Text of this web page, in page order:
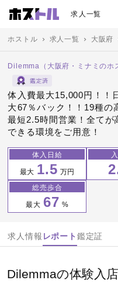
求人一覧
ホストル 求人一覧 大阪府
Dilemma（大阪府・ミナミのホ
体入費最大15,000円！！
大67％バック！！19種の
最短2.5時間営業！全てが
できる環境をご用意！
体入日給
最大 1.5 万円
総売歩合
最大 67 %
求人情報 レポート 鑑定証
Dilemmaの体験入